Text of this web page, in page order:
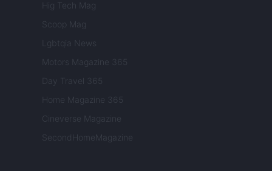
Hig Tech Mag
Scoop Mag
Lgbtqia News
Motors Magazine 365
Day Travel 365
Home Magazine 365
Cineverse Magazine
SecondHomeMagazine